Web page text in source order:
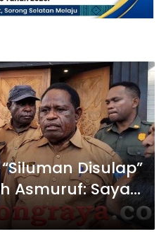
Disulap”
Asmuruf: Saya
Itu